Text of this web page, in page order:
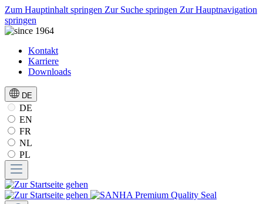
Zum Hauptinhalt springen Zur Suche springen Zur Hauptnavigation
springen
Kontakt
Karriere
Downloads
DE
DE
EN
FR
NL
PL